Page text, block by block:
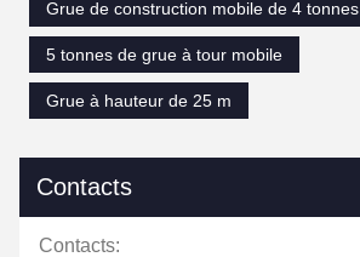
Grue de construction mobile de 4 tonnes
5 tonnes de grue à tour mobile
Grue à hauteur de 25 m
Contacts
Contacts: